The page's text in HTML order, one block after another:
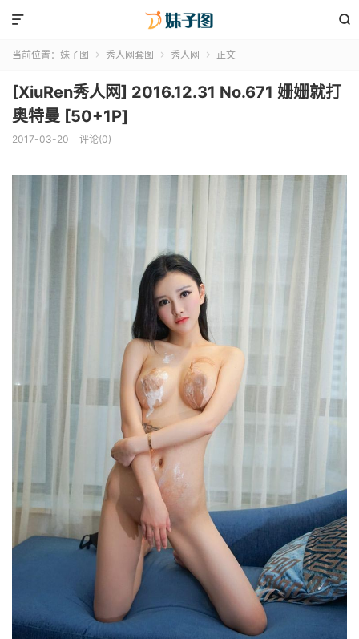


当前位置： 妹子图  秀人网套图  秀人网  正文
[XiuRen秀人网] 2016.12.31 No.671 姗姗就打
奥特曼 [50+1P]
2017-03-20 评论(0)